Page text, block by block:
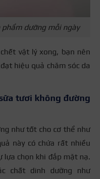
dưỡng mỗi ngày
vật lý xong, bạn nên
hiệu quả chăm sóc da
tươi không đường
như tốt cho cơ thể như
này có chứa rất nhiều
lựa chọn khi đắp mặt nạ.
chất dinh dưỡng như